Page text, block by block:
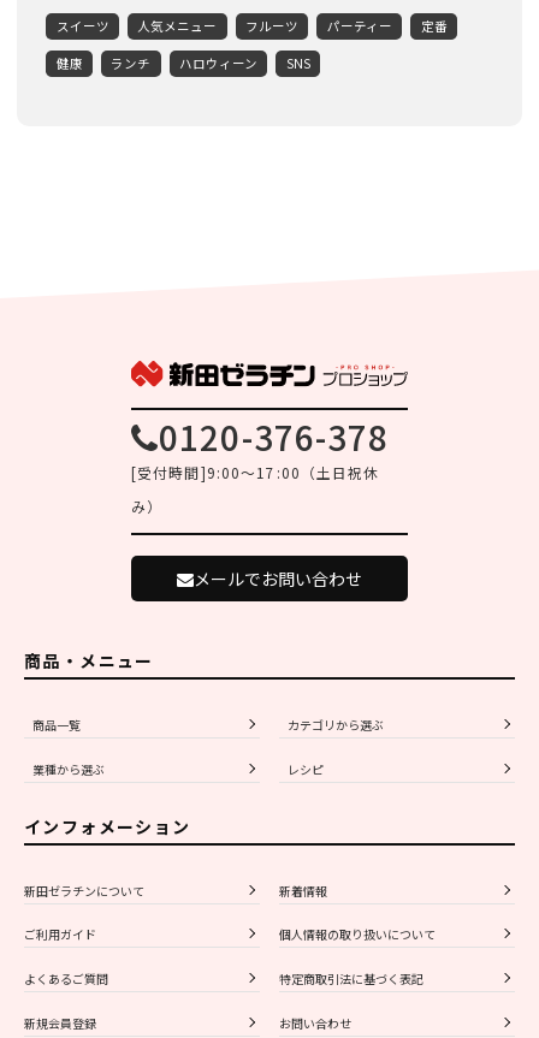
スイーツ 人気メニュー フルーツ パーティー 定番
健康 ランチ ハロウィーン SNS
0120-376-378
[受付時間]9:00～17:00（土日祝休
み）
メールでお問い合わせ
商品・メニュー
商品一覧 カテゴリから選ぶ
業種から選ぶ レシピ
インフォメーション
新田ゼラチンについて 新着情報
ご利用ガイド 個人情報の取り扱いについて
よくあるご質問 特定商取引法に基づく表記
新規会員登録 お問い合わせ